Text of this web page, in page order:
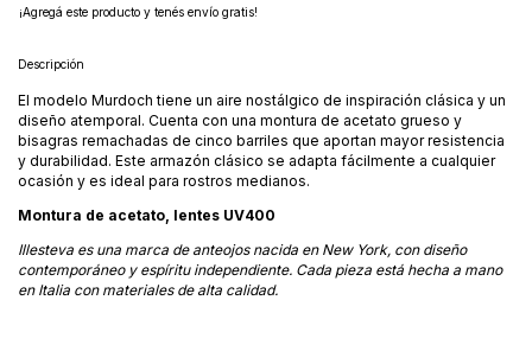
¡Agregá este producto y tenés envío gratis!
Descripción
El modelo Murdoch tiene un aire nostálgico de inspiración clásica y un
diseño atemporal. Cuenta con una montura de acetato grueso y
bisagras remachadas de cinco barriles que aportan mayor resistencia
y durabilidad. Este armazón clásico se adapta fácilmente a cualquier
ocasión y es ideal para rostros medianos.
Montura de acetato, lentes UV400
Illesteva es una marca de anteojos nacida en New York, con diseño
contemporáneo y espíritu independiente. Cada pieza está hecha a mano
en Italia con materiales de alta calidad.